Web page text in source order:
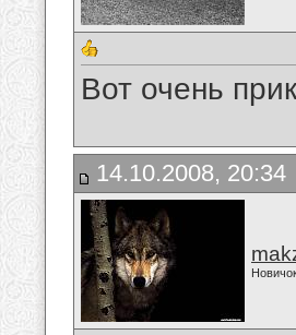
Вот очень
14.10.2008, 20:34